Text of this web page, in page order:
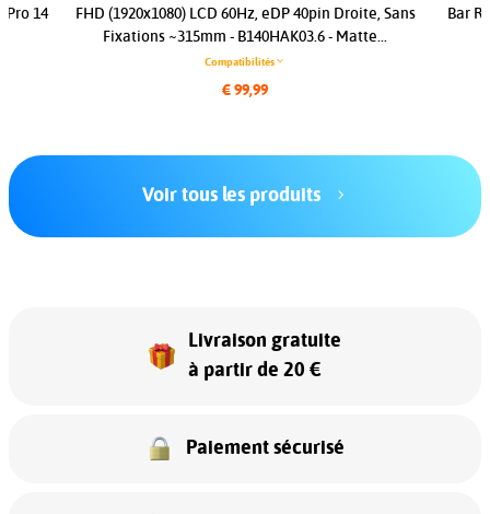
Pro 14
FHD (1920x1080) LCD 60Hz, eDP 40pin Droite, Sans
Fixations ~315mm - B140HAK03.6 - Matte...
Compatibilités
€ 99,99
Bar
Voir tous les produits
Livraison gratuite
à partir de 20 €
Paiement sécurisé